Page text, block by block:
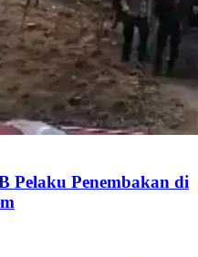
Pelaku Penembakan di